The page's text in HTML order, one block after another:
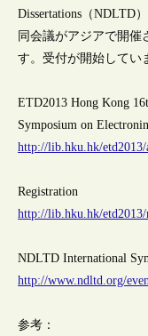
Dissertations（NDLTD
同会議がアジアで開催
す。受付が開始してい
ETD2013 Hong Kong
Symposium on
http://lib.hku.hk/etd2013/
Registration
http://lib.hku.hk/
NDLTD International
http://www.ndltd.org/
参考：